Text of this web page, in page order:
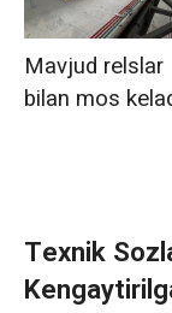
Mavjud relslar
bilan mos
Texnik